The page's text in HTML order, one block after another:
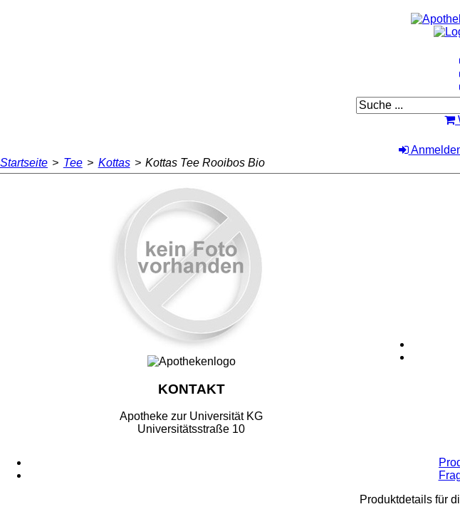
Startseite > Tee > Kottas > Kottas Tee Rooibos Bio
Produktdetails für
KONTAKT
Apotheke zur Universität KG
Universitätsstraße 10